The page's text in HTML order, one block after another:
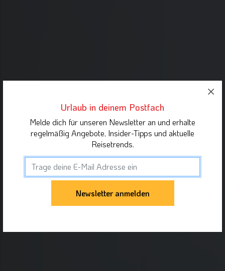
Urlaub in deinem Postfach
Melde dich für unseren Newsletter an und erhalte
regelmäßig Angebote, Insider-Tipps und aktuelle
Reisetrends.